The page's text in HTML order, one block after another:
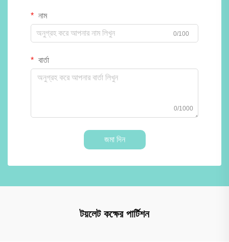
নাম
0/100
বার্তা
0/1000
জমা দিন
টয়লেট কক্ষের পার্টিশন